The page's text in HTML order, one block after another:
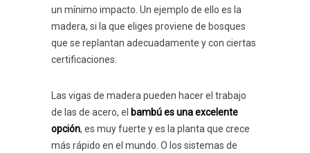
un mínimo impacto. Un ejemplo de ello es la
madera, si la que eliges proviene de bosques
que se replantan adecuadamente y con ciertas
certificaciones.
Las vigas de madera pueden hacer el trabajo
de las de acero, el bambú es una excelente
opción, es muy fuerte y es la planta que crece
más rápido en el mundo. O los sistemas de